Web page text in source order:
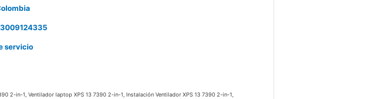
servicio
2-in-1, Ventilador laptop XPS 13 7390 2-in-1, Instalación Ventilador XPS 13 7390 2-in-1,